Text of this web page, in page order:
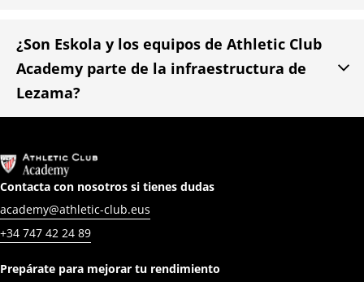
¿Son Eskola y los equipos de Athletic Club
Academy parte de la infraestructura de
Lezama?

Contacta con nosotros si tienes dudas
academy@athletic-club.eus
+34 747 42 24 89
Prepárate para mejorar tu rendimiento